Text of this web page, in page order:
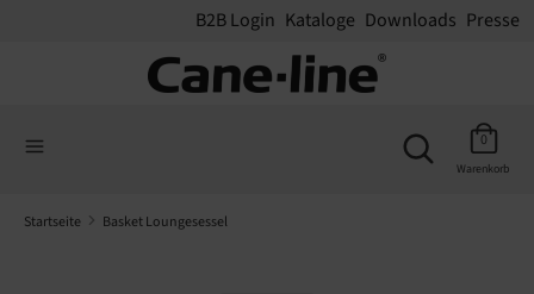
B2B Login Kataloge Downloads Presse
Suchen
unserem
Warenkorb
0
Shop
Startseite Basket Loungesessel